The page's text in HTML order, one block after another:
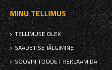
MINU TELLIMUS
TELLIMUSE OLEK
SAADETISE JÄLGIMINE
SOOVIN TOODET REKLAAMIDA